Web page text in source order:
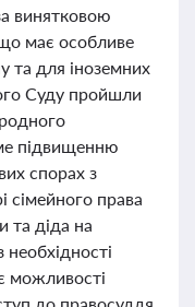
винятковою
має особливе
та для іноземних
Суду пройшли
підвищенню
спорах з
права
та діда на
необхідності
можливості